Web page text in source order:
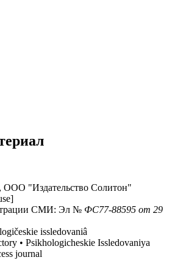
ООО "Издательство Солитон"
СМИ: Эл № ФС77-88595 от 29
issledovaniâ
• Psikhologicheskie Issledovaniya
journal